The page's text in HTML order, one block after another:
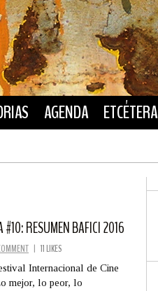
AGENDA ETCÉTERA
#10: RESUMEN BAFICI 2016
| 11 LIKES
Internacional de Cine
mejor, lo peor, lo